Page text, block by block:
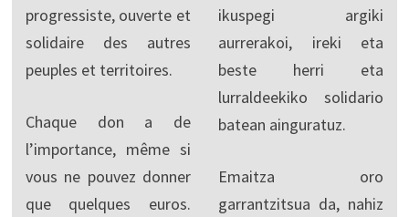
progressiste, ouverte et
solidaire des autres
peuples et territoires.
Chaque don a de
l’importance, même si
vous ne pouvez donner
que quelques euros.
ikuspegi argiki
aurrerakoi, ireki eta
beste herri eta
lurraldeekiko solidario
batean ainguratuz.
Emaitza oro
garrantzitsua da, nahiz